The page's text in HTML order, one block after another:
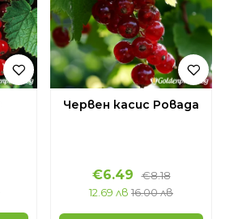
Червен касис Ровада
€6.49
€8.18
12.69 лв 16.00 лв